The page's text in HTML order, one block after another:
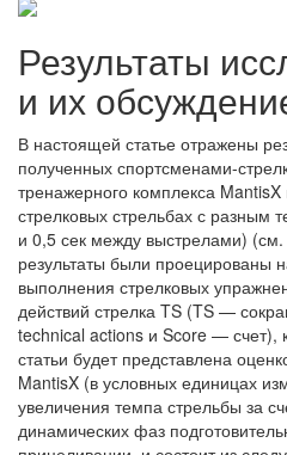
Результаты
и их
В настоящей статье отражены
полученных спортсменами-
тренажерного комплекса
стрелковых стрельбах с разным
и 0,5 сек между выстрелами)
результаты были проецированы
выполнения стрелковых
действий стрелка TS (TS —
technical actions и Score — счет),
статьи будет представлена
MantisX (в условных единицах
увеличения темпа стрельбы за
динамических фаз